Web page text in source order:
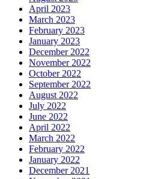
April 2023
March 2023
February 2023
January 2023
December 2022
November 2022
October 2022
September 2022
August 2022
July 2022
June 2022
April 2022
March 2022
February 2022
January 2022
December 2021